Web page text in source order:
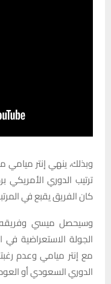
كان الفريق يقبع في
وسيحصل ميسي
الجولة الاستعراضية في
مع إنتر ميامي وعدم
الدوري السعودي أو